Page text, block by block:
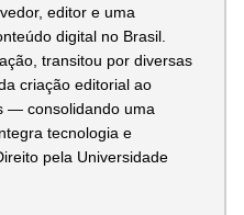
editor e uma
digital no Brasil.
transitou por diversas
criação editorial ao
— consolidando uma
tecnologia e
pela Universidade